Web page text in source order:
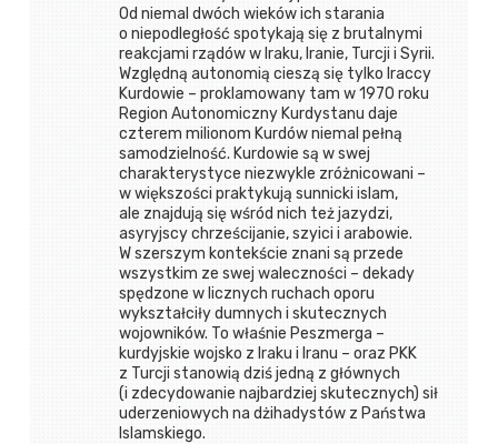
Od niemal dwóch wieków ich starania
o niepodległość spotykają się z brutalnymi
reakcjami rządów w Iraku, Iranie, Turcji i Syrii.
Względną autonomią cieszą się tylko Iraccy
Kurdowie – proklamowany tam w 1970 roku
Region Autonomiczny Kurdystanu daje
czterem milionom Kurdów niemal pełną
samodzielność. Kurdowie są w swej
charakterystyce niezwykle zróżnicowani –
w większości praktykują sunnicki islam,
ale znajdują się wśród nich też jazydzi,
asyryjscy chrześcijanie, szyici i arabowie.
W szerszym kontekście znani są przede
wszystkim ze swej waleczności – dekady
spędzone w licznych ruchach oporu
wykształciły dumnych i skutecznych
wojowników. To właśnie Peszmerga –
kurdyjskie wojsko z Iraku i Iranu – oraz PKK
z Turcji stanowią dziś jedną z głównych
(i zdecydowanie najbardziej skutecznych) sił
uderzeniowych na dżihadystów z Państwa
Islamskiego.